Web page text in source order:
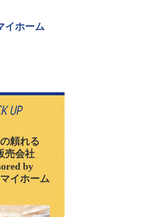
イホーム
頼れる
売会社
by
イホーム